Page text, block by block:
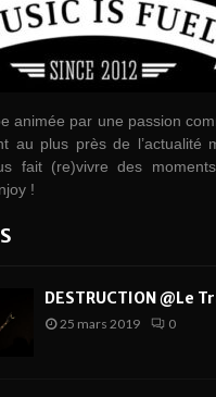
animée par une passion
au plus près de l’actualité
fait (re)vivre des
!
DESTRUCTION @Le
25 mars 2019 0